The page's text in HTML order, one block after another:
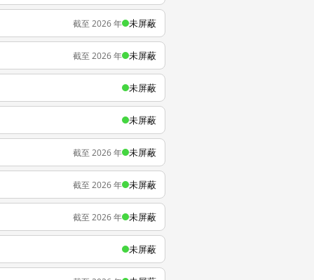
截至 2026 年 未屏蔽
截至 2026 年 未屏蔽
未屏蔽
未屏蔽
截至 2026 年 未屏蔽
截至 2026 年 未屏蔽
截至 2026 年 未屏蔽
未屏蔽